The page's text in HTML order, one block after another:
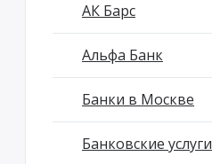
АК Барс
Альфа Банк
Банки в Москве
Банковские услуги